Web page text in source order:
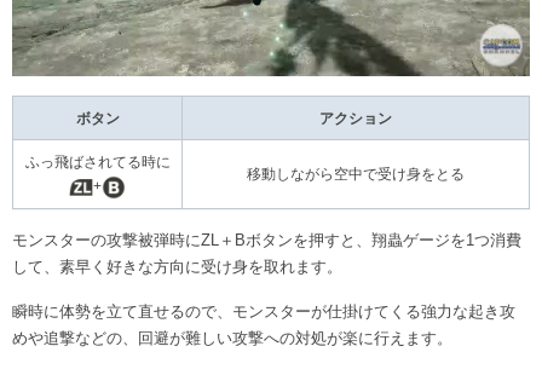
ボタン アクション
ふっ飛ばされてる時に
+
移動しながら空中で受け身をとる
モンスターの攻撃被弾時にZL＋Bボタンを押すと、翔蟲ゲージを1つ消費
して、素早く好きな方向に受け身を取れます。
瞬時に体勢を立て直せるので、モンスターが仕掛けてくる強力な起き攻
めや追撃などの、回避が難しい攻撃への対処が楽に行えます。